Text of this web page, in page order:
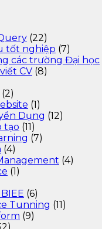
(22)
tốt nghiệp (7)
các trường Đại học
CV (8)
(2)
(1)
Dụng (12)
tạo (11)
(7)
(4)
(4)
(1)
(6)
Tunning (11)
(9)